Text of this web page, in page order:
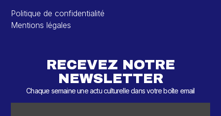
Politique de confidentialité
Mentions légales
RECEVEZ NOTRE
NEWSLETTER
Chaque semaine une actu culturelle dans votre boîte email